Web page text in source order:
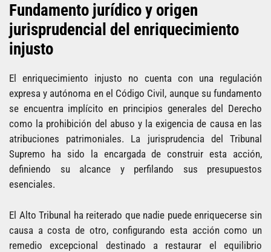
Fundamento jurídico y origen
jurisprudencial del enriquecimiento
injusto
El enriquecimiento injusto no cuenta con una regulación
expresa y autónoma en el Código Civil, aunque su fundamento
se encuentra implícito en principios generales del Derecho
como la prohibición del abuso y la exigencia de causa en las
atribuciones patrimoniales. La jurisprudencia del Tribunal
Supremo ha sido la encargada de construir esta acción,
definiendo su alcance y perfilando sus presupuestos
esenciales.
El Alto Tribunal ha reiterado que nadie puede enriquecerse sin
causa a costa de otro, configurando esta acción como un
remedio excepcional destinado a restaurar el equilibrio